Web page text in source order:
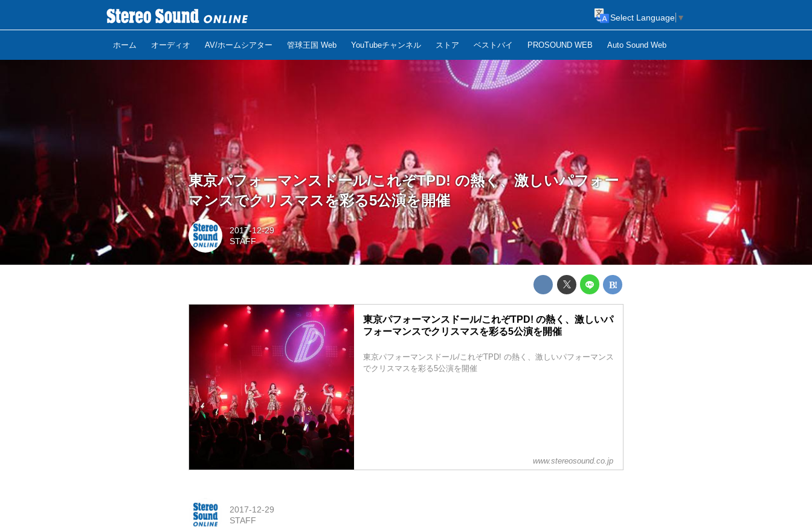
ホーム オーディオ AV/ホームシアター 管球王国 Web YouTubeチャンネル ストア ベストバイ PROSOUND WEB Auto Sound Web
Select Language ▼
東京パフォーマンスドール/これぞTPD! の熱く、激しいパフォー
マンスでクリスマスを彩る5公演を開催
2017-12-29
STAFF
東京パフォーマンスドール/これぞTPD! の熱く、激しいパ
フォーマンスでクリスマスを彩る5公演を開催
東京パフォーマンスドール/これぞTPD! の熱く、激しいパフォーマンス
でクリスマスを彩る5公演を開催
www.stereosound.co.jp
2017-12-29
STAFF